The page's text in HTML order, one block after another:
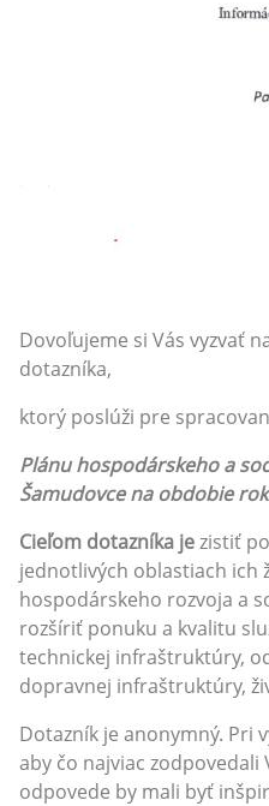
Dovoľujeme si Vás vyzvať
dotazníka,
ktorý poslúži pre
Plánu hospodárskeho a
Šamudovce na obdobie
Cieľom dotazníka jezistiť
jednotlivých oblastiach ich
hospodárskeho rozvoja a
rozšíriť ponuku a kvalitu
technickej infraštruktúry,
dopravnej infraštruktúry,
Dotazník je anonymný. Pri
aby čo najviac zodpovedali
odpovede by mali byť